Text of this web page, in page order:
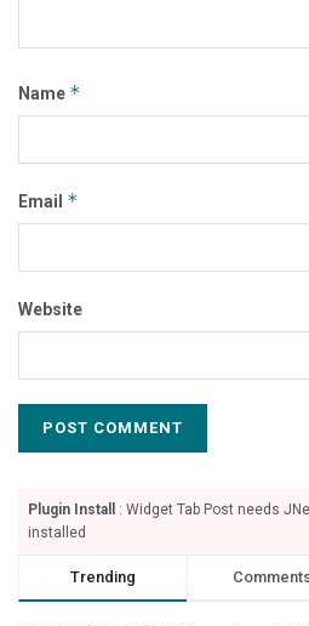
Name *
Email *
Website
Plugin Install
: Widget Tab Post needs
installed
Trending